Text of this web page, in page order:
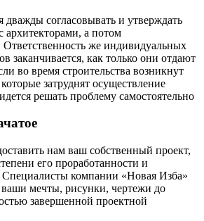
дважды согласовывать и утверждать
архитекторами, а потом
Ответственность же индивидуальных
заканчивается, как только они отдают
во время строительства возникнут
которые затруднят осуществление
решать проблему самостоятельно
нам ваш собственный проект,
его проработанности и
Специалисты компании «Новая Изба»
ваши мечты, рисунки, чертежи до
завершенной проектной